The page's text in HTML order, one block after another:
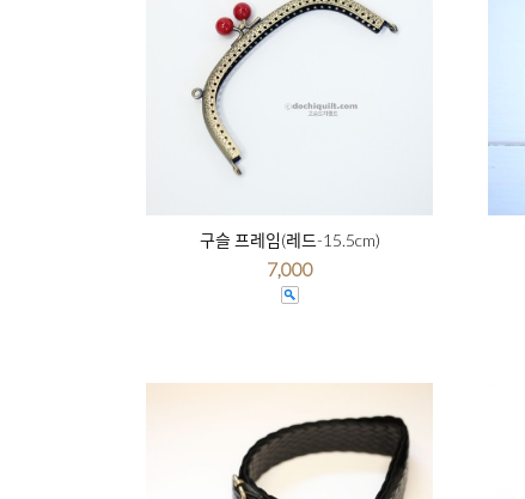
구슬 프레임(레드-15.5cm)
7,000